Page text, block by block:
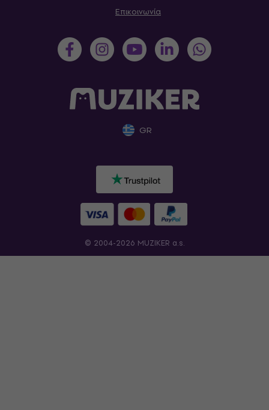
Επικοινωνία
GR
© 2004-2026 MUZIKER a.s.